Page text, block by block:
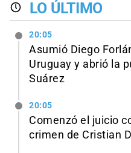
LO ÚLTIMO
20:05
Asumió Diego
Uruguay y abrió la
Suárez
20:05
Comenzó el juicio
crimen de Cristian